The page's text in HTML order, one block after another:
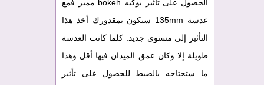
الحصول على تأثير بوكيه bokeh مميز فمع
عدسة 135mm سيكون بمقدورك أخذ هذا
التأثير إلى مستوى جديد. كلما كانت العدسة
طويلة إلا وكان عمق الميدان فيها أقل وهذا
ما ستحتاجه بالضبط للحصول على تأثير